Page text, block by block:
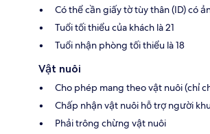
Có thể cần giấy tờ tùy thân (ID) có
Tuổi tối thiểu của khách là 21
Tuổi nhận phòng tối thiểu là 18
Vật nuôi
Cho phép mang theo vật nuôi (chỉ
Chấp nhận vật nuôi hỗ trợ người
Phải trông chừng vật nuôi